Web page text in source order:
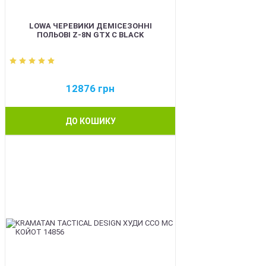
LOWA ЧЕРЕВИКИ ДЕМІСЕЗОННІ
ПОЛЬОВІ Z-8N GTX C BLACK
12876 грн
ДО КОШИКУ